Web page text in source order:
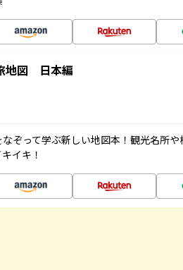
地図 日本編
ぞって学ぶ新しい地図本！観光名所
イキ！